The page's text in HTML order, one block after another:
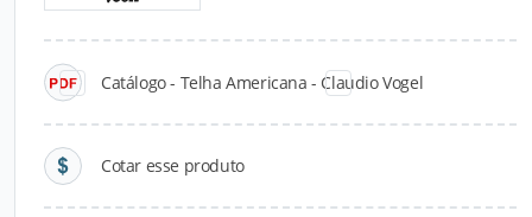
Catálogo - Telha Americana - Claudio Vogel
Cotar esse produto